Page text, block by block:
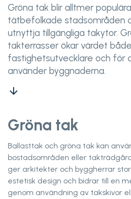
Gröna tak blir alltmer
tätbefolkade stadsområden
utnyttja tillgängliga takytor.
takterrasser ökar värdet
fastighetsutvecklare och för
använder byggnaderna.
arrow_downward
Gröna tak
Ballasttak och gröna tak kan
bostadsområden eller
ger arkitekter och byggherrar
estetisk design och bidrar till en
genom användning av takskivor